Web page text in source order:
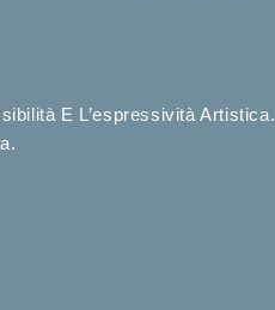
E L’espressività Artistica.